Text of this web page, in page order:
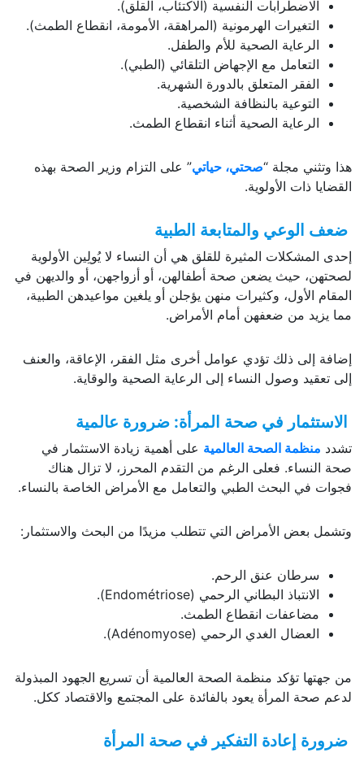
الاضطرابات النفسية (الاكتئاب، القلق).
التغيرات الهرمونية (المراهقة، الأمومة، انقطاع الطمث).
الرعاية الصحية للأم والطفل.
التعامل مع الإجهاض التلقائي (الطبي).
الفقر المتعلق بالدورة الشهرية.
التوعية بالنظافة الشخصية.
الرعاية الصحية أثناء انقطاع الطمث.
هذا وتثني مجلة “صحتي، حياتي” على التزام وزير الصحة بهذه
القضايا ذات الأولوية.
ضعف الوعي والمتابعة الطبية
إحدى المشكلات المثيرة للقلق هي أن النساء لا يُولِين الأولوية
لصحتهن، حيث يضعن صحة أطفالهن، أو أزواجهن، أو والديهن في
المقام الأول، وكثيرات منهن يؤجلن أو يلغين مواعيدهن الطبية،
مما يزيد من ضعفهن أمام الأمراض.
إضافة إلى ذلك تؤدي عوامل أخرى مثل الفقر، الإعاقة، والعنف
إلى تعقيد وصول النساء إلى الرعاية الصحية والوقاية.
الاستثمار في صحة المرأة: ضرورة عالمية
تشدد منظمة الصحة العالمية على أهمية زيادة الاستثمار في
صحة النساء. فعلى الرغم من التقدم المحرز، لا تزال هناك
فجوات في البحث الطبي والتعامل مع الأمراض الخاصة بالنساء.
وتشمل بعض الأمراض التي تتطلب مزيدًا من البحث والاستثمار:
سرطان عنق الرحم.
الانتباذ البطاني الرحمي (Endométriose).
مضاعفات انقطاع الطمث.
العضال الغدي الرحمي (Adénomyose).
من جهتها تؤكد منظمة الصحة العالمية أن تسريع الجهود المبذولة
لدعم صحة المرأة يعود بالفائدة على المجتمع والاقتصاد ككل.
ضرورة إعادة التفكير في صحة المرأة